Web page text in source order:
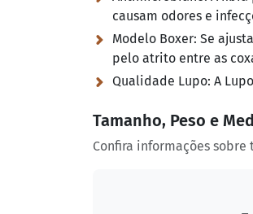
causam odores e
Modelo Boxer: Se
pelo atrito entre as
Qualidade Lupo: A
Tamanho, Peso e
Confira informações